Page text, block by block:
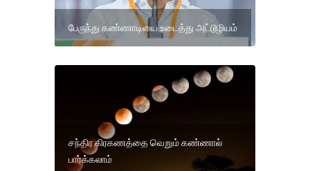
பேருந்து கண்ணாடியை உடைத்து அட்டூழியம்
சந்திர கிரகணத்தை வெறும் கண்ணால்
பார்க்கலாம்